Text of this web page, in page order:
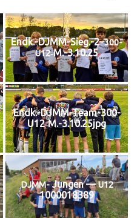
Endk.-DJMM-Sieg.-2–300-
U12‑M.-3.10.25
Endk.-DJMM-Team-300-
U12‑M.-3.10.25jpg
DJMM-Jun­gen —U12
1000018389